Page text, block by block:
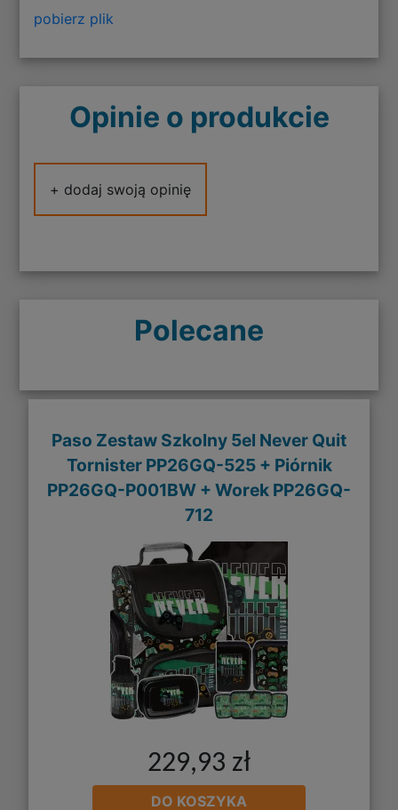
pobierz plik
Opinie o produkcie
+ dodaj swoją opinię
Polecane
Paso Zestaw Szkolny 5el Never Quit
Tornister PP26GQ-525 + Piórnik
PP26GQ-P001BW + Worek PP26GQ-
712
229,93 zł
DO KOSZYKA